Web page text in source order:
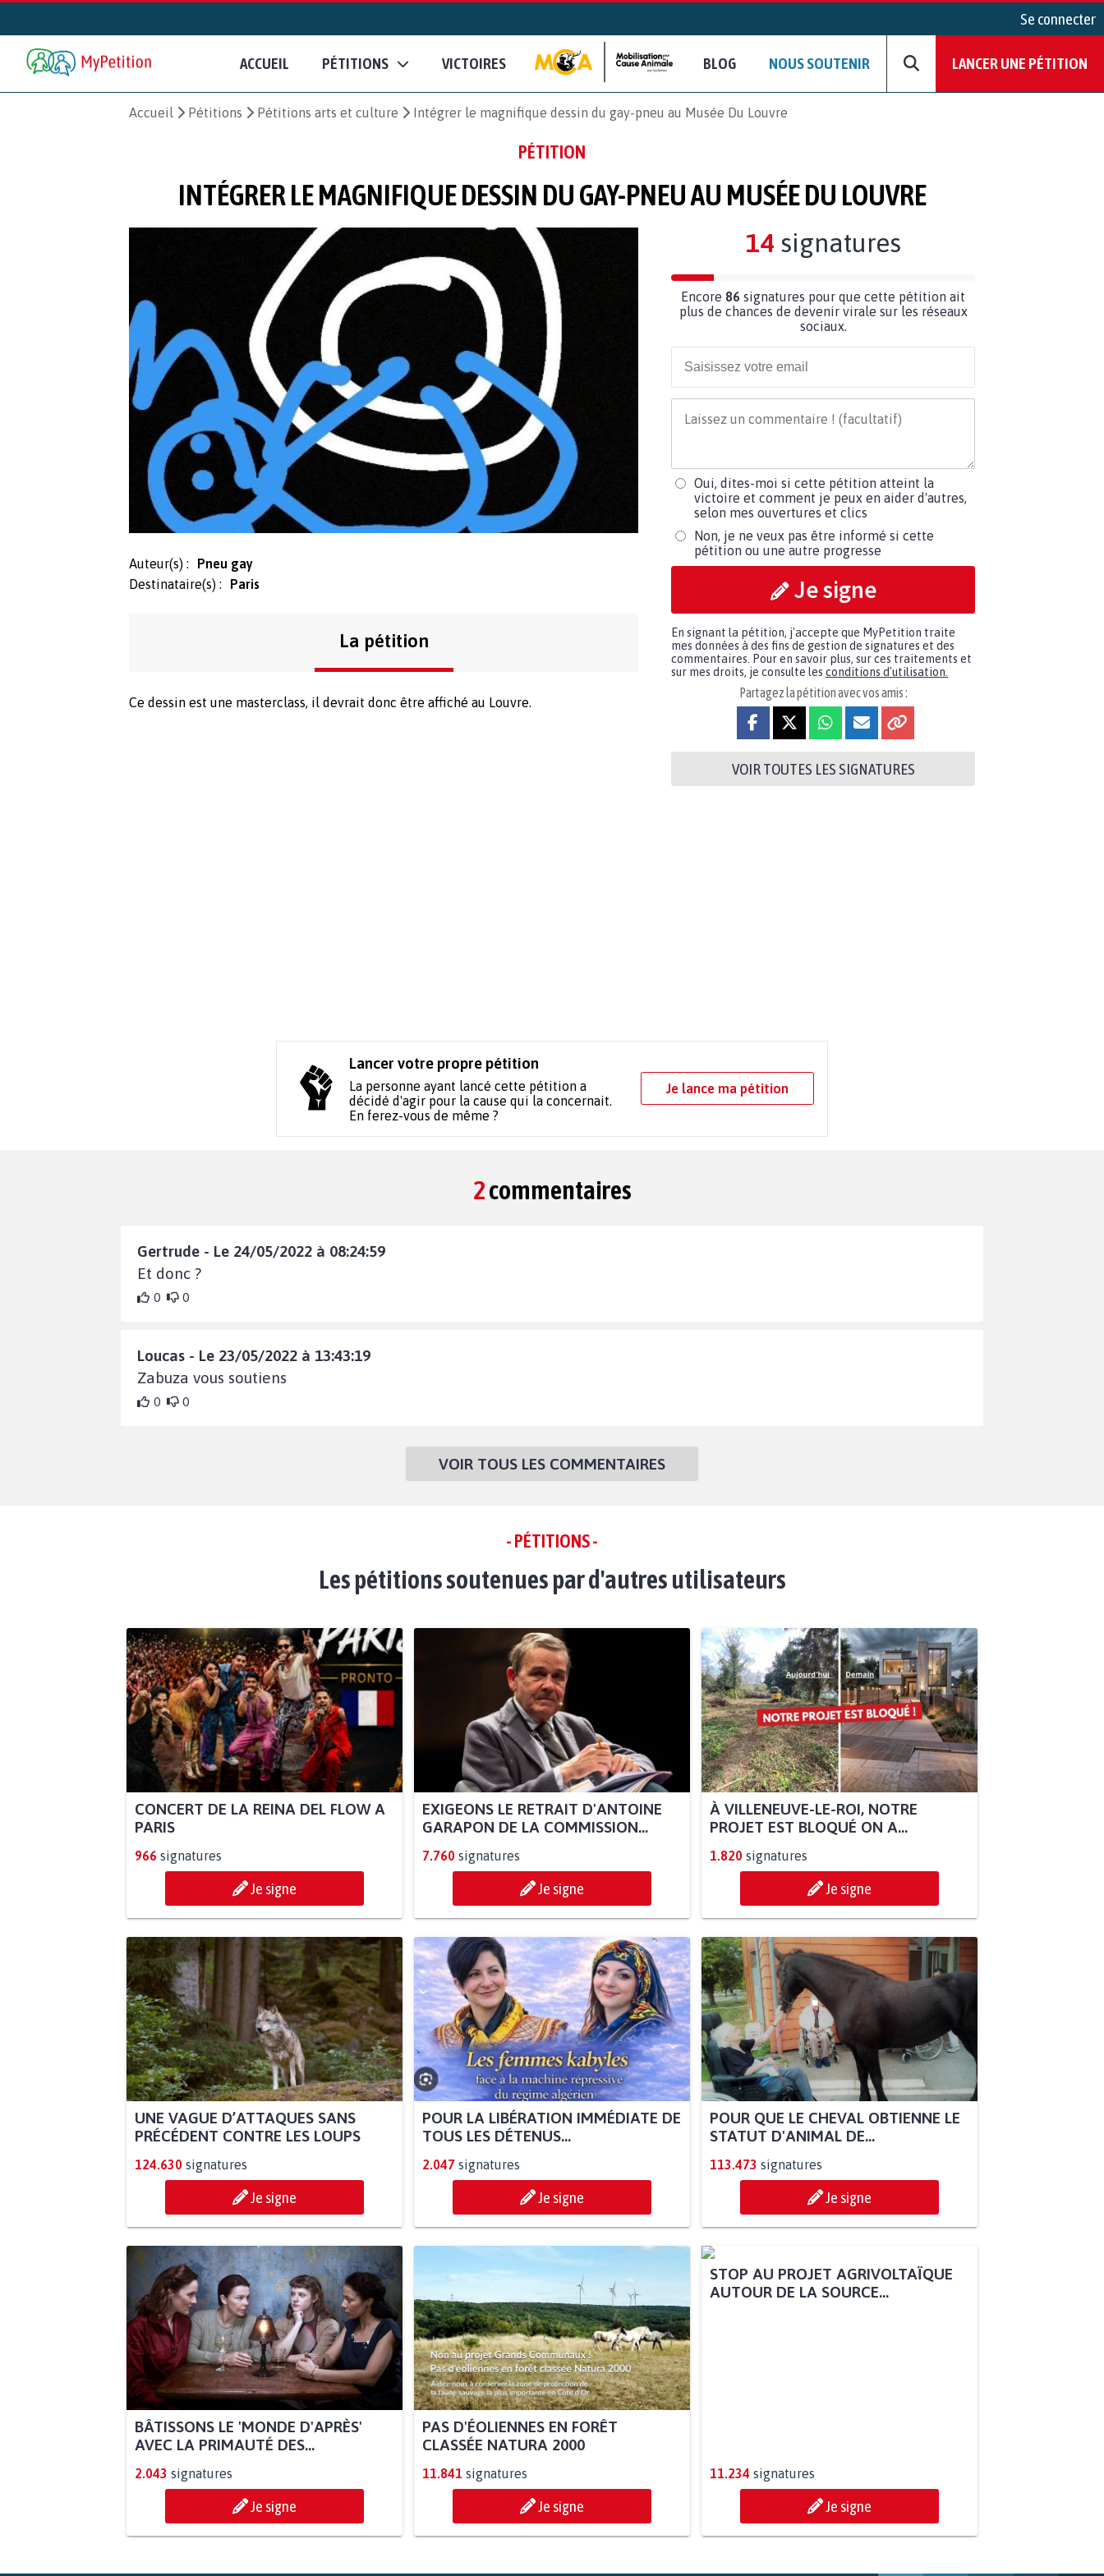
Se connecter
ACCUEIL PÉTITIONS VICTOIRES BLOG NOUS SOUTENIR LANCER UNE PÉTITION
Accueil Pétitions Pétitions arts et culture Intégrer le magnifique dessin du gay-pneu au Musée Du Louvre
PÉTITION
INTÉGRER LE MAGNIFIQUE DESSIN DU GAY-PNEU AU MUSÉE DU LOUVRE
Auteur(s) :
Pneu gay
Destinataire(s) :
Paris
La pétition
Ce dessin est une masterclass, il devrait donc être affiché au Louvre.
14signatures
Encore 86 signatures pour que cette pétition ait
plus de chances de devenir virale sur les réseaux
sociaux.
Oui, dites-moi si cette pétition atteint la
victoire et comment je peux en aider d'autres,
selon mes ouvertures et clics
Non, je ne veux pas être informé si cette
pétition ou une autre progresse
Je signe
En signant la pétition, j'accepte que MyPetition traite
mes données à des fins de gestion de signatures et des
commentaires. Pour en savoir plus, sur ces traitements et
sur mes droits, je consulte les conditions d'utilisation.
Partagez la pétition avec vos amis :
VOIR TOUTES LES SIGNATURES
Lancer votre propre pétition
La personne ayant lancé cette pétition a
décidé d'agir pour la cause qui la concernait.
En ferez-vous de même ?
Je lance ma pétition
2commentaires
Gertrude - Le 24/05/2022 à 08:24:59
Et donc ?
0 0
Loucas - Le 23/05/2022 à 13:43:19
Zabuza vous soutiens
0 0
VOIR TOUS LES COMMENTAIRES
- PÉTITIONS -
Les pétitions soutenues par d'autres utilisateurs
CONCERT DE LA REINA DEL FLOW A
PARIS
966 signatures
Je signe
EXIGEONS LE RETRAIT D'ANTOINE
GARAPON DE LA COMMISSION...
7.760 signatures
Je signe
À VILLENEUVE-LE-ROI, NOTRE
PROJET EST BLOQUÉ ON A...
1.820 signatures
Je signe
UNE VAGUE D’ATTAQUES SANS
PRÉCÉDENT CONTRE LES LOUPS
124.630 signatures
Je signe
POUR LA LIBÉRATION IMMÉDIATE DE
TOUS LES DÉTENUS...
2.047 signatures
Je signe
POUR QUE LE CHEVAL OBTIENNE LE
STATUT D'ANIMAL DE...
113.473 signatures
Je signe
BÂTISSONS LE 'MONDE D'APRÈS'
AVEC LA PRIMAUTÉ DES...
2.043 signatures
Je signe
PAS D'ÉOLIENNES EN FORÊT
CLASSÉE NATURA 2000
11.841 signatures
Je signe
11.234 signatures
Je signe